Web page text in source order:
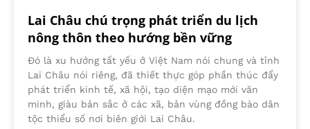
Lai Châu chú trọng phát triển du lịch
nông thôn theo hướng bền vững
Đó là xu hướng tất yếu ở Việt Nam nói chung và tỉnh
Lai Châu nói riêng, đã thiết thực góp phần thúc đẩy
phát triển kinh tế, xã hội, tạo diện mạo mới văn
minh, giàu bản sắc ở các xã, bản vùng đồng bào dân
tộc thiểu số nơi biên giới Lai Châu.